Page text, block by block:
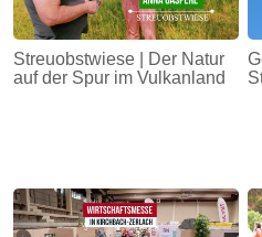
Streuobstwiese | Der Natur
auf der Spur im Vulkanland